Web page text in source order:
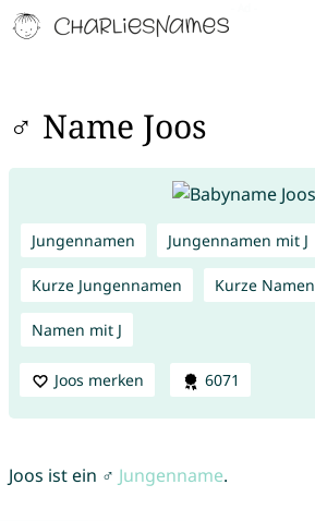
♂ Name Joos
Jungennamen Jungennamen mit J
Kurze Jungennamen Kurze Namen
Namen mit J
Joos merken 6071
Joos ist ein ♂ Jungenname.